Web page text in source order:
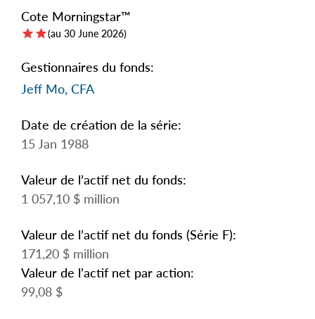
À propos
Documentation
Nous joindre
Cote Morningstar™
star star(au 30 June 2026)
Gestionnaires du fonds:
Jeff Mo, CFA
Date de création de la série:
15 Jan 1988
Valeur de l’actif net du fonds:
1 057,10 $ million
Valeur de l’actif net du fonds (Série F):
171,20 $ million
Valeur de l’actif net par action:
99,08 $